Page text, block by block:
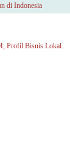
di Indonesia
Profil Bisnis Lokal.